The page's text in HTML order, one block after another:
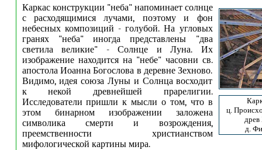
ц.
древ
д.
Каркас конструкции "неба" напоминает солнце
с расходящимися лучами, поэтому и фон
небесных композиций - голубой. На угловых
гранях "неба" иногда представлены "два
светила великие" - Солнце и Луна. Их
изображение находится на "небе" часовни св.
апостола Иоанна Богослова в деревне Зехново.
Видимо, идея союза Луны и Солнца восходит
к некой древнейшей прарелигии.
Исследователи пришли к мысли о том, что в
этом бинарном изображении заложена
символика смерти и возрождения,
преемственности христианством
мифологической картины мира.